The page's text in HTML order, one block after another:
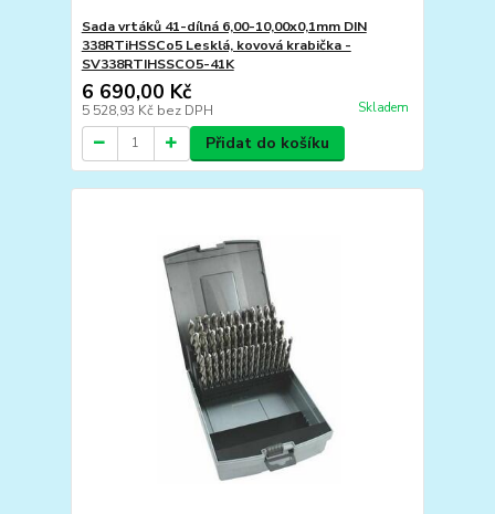
Sada vrtáků 41-dílná 6,00-10,00x0,1mm DIN
338RTiHSSCo5 Lesklá, kovová krabička -
SV338RTIHSSCO5-41K
6 690,00 Kč
5 528,93 Kč bez DPH Skladem
Přidat do košíku